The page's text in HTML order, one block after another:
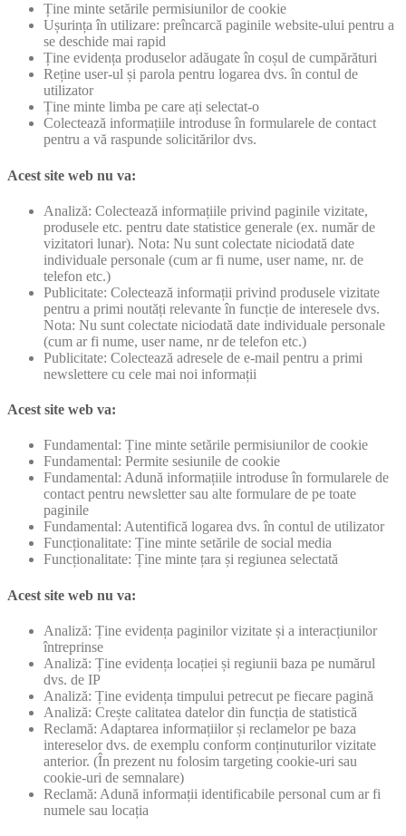
Ține minte setările permisiunilor de cookie
Ușurința în utilizare: preîncarcă paginile website-ului pentru a
se deschide mai rapid
Ține evidența produselor adăugate în coșul de cumpărături
Reține user-ul și parola pentru logarea dvs. în contul de
utilizator
Ține minte limba pe care ați selectat-o
Colectează informațiile introduse în formularele de contact
pentru a vă raspunde solicitărilor dvs.
Acest site web nu va:
Analiză: Colectează informațiile privind paginile vizitate,
produsele etc. pentru date statistice generale (ex. număr de
vizitatori lunar). Nota: Nu sunt colectate niciodată date
individuale personale (cum ar fi nume, user name, nr. de
telefon etc.)
Publicitate: Colectează informații privind produsele vizitate
pentru a primi noutăți relevante în funcție de interesele dvs.
Nota: Nu sunt colectate niciodată date individuale personale
(cum ar fi nume, user name, nr de telefon etc.)
Publicitate: Colectează adresele de e-mail pentru a primi
newslettere cu cele mai noi informații
Acest site web va:
Fundamental: Ține minte setările permisiunilor de cookie
Fundamental: Permite sesiunile de cookie
Fundamental: Adună informațiile introduse în formularele de
contact pentru newsletter sau alte formulare de pe toate
paginile
Fundamental: Autentifică logarea dvs. în contul de utilizator
Funcționalitate: Ține minte setările de social media
Funcționalitate: Ține minte țara și regiunea selectată
Acest site web nu va:
Analiză: Ține evidența paginilor vizitate și a interacțiunilor
întreprinse
Analiză: Ține evidența locației și regiunii baza pe numărul
dvs. de IP
Analiză: Ține evidența timpului petrecut pe fiecare pagină
Analiză: Crește calitatea datelor din funcția de statistică
Reclamă: Adaptarea informațiilor și reclamelor pe baza
intereselor dvs. de exemplu conform conținuturilor vizitate
anterior. (În prezent nu folosim targeting cookie-uri sau
cookie-uri de semnalare)
Reclamă: Adună informații identificabile personal cum ar fi
numele sau locația